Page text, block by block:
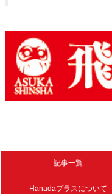
記事一覧
Hanadaプラスについて